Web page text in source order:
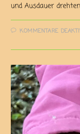
und Ausdauer
KOMMENTARE